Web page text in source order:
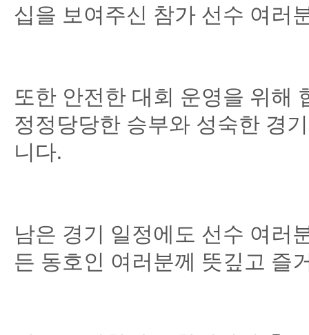
십을 보여주신 참가 선수 여러
또한 안전한 대회 운영을 위해
정정당당한 승부와 성숙한 경
니다.
남은 경기 일정에도 선수 여러
든 동호인 여러분께 뜻깊고 즐